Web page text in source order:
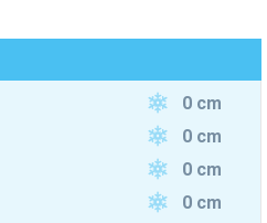
0 cm
0 cm
0 cm
0 cm